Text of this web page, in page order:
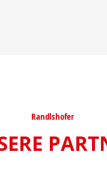
Randlshofer